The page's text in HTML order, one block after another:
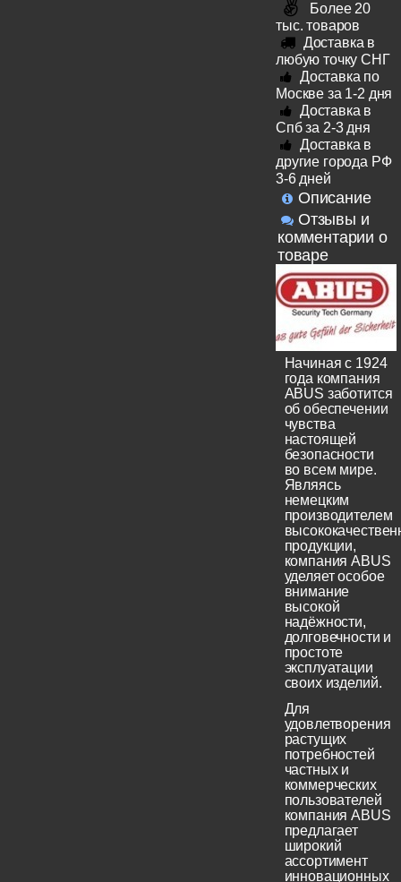
Более 20
тыс. товаров
Доставка в
любую точку СНГ
Доставка по
Москве за 1-2 дня
Доставка в
Спб за 2-3 дня
Доставка в
другие города РФ
3-6 дней
Описание
Отзывы и
комментарии о
товаре
Начиная с 1924
года компания
ABUS заботится
об обеспечении
чувства
настоящей
безопасности
во всем мире.
Являясь
немецким
производителем
продукции,
компания ABUS
уделяет особое
внимание
высокой
надёжности,
долговечности и
простоте
эксплуатации
своих изделий.
Для
удовлетворения
растущих
потребностей
частных и
коммерческих
пользователей
компания ABUS
предлагает
широкий
ассортимент
инновационных